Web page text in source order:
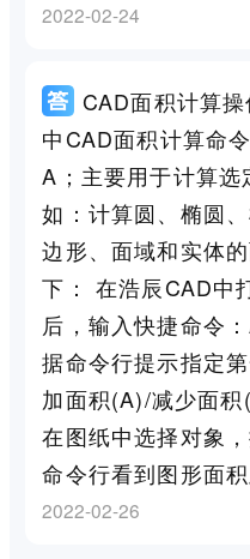
2022-02-24
CAD面积计算
中CAD面积计算命
A；主要用于计算选
如：计算圆、椭圆
边形、面域和实体
下： 在浩辰CAD中
后，输入快捷命令
据命令行提示指定
加面积(A)/减少面
在图纸中选择对象
命令行看到图形面积
2022-02-26